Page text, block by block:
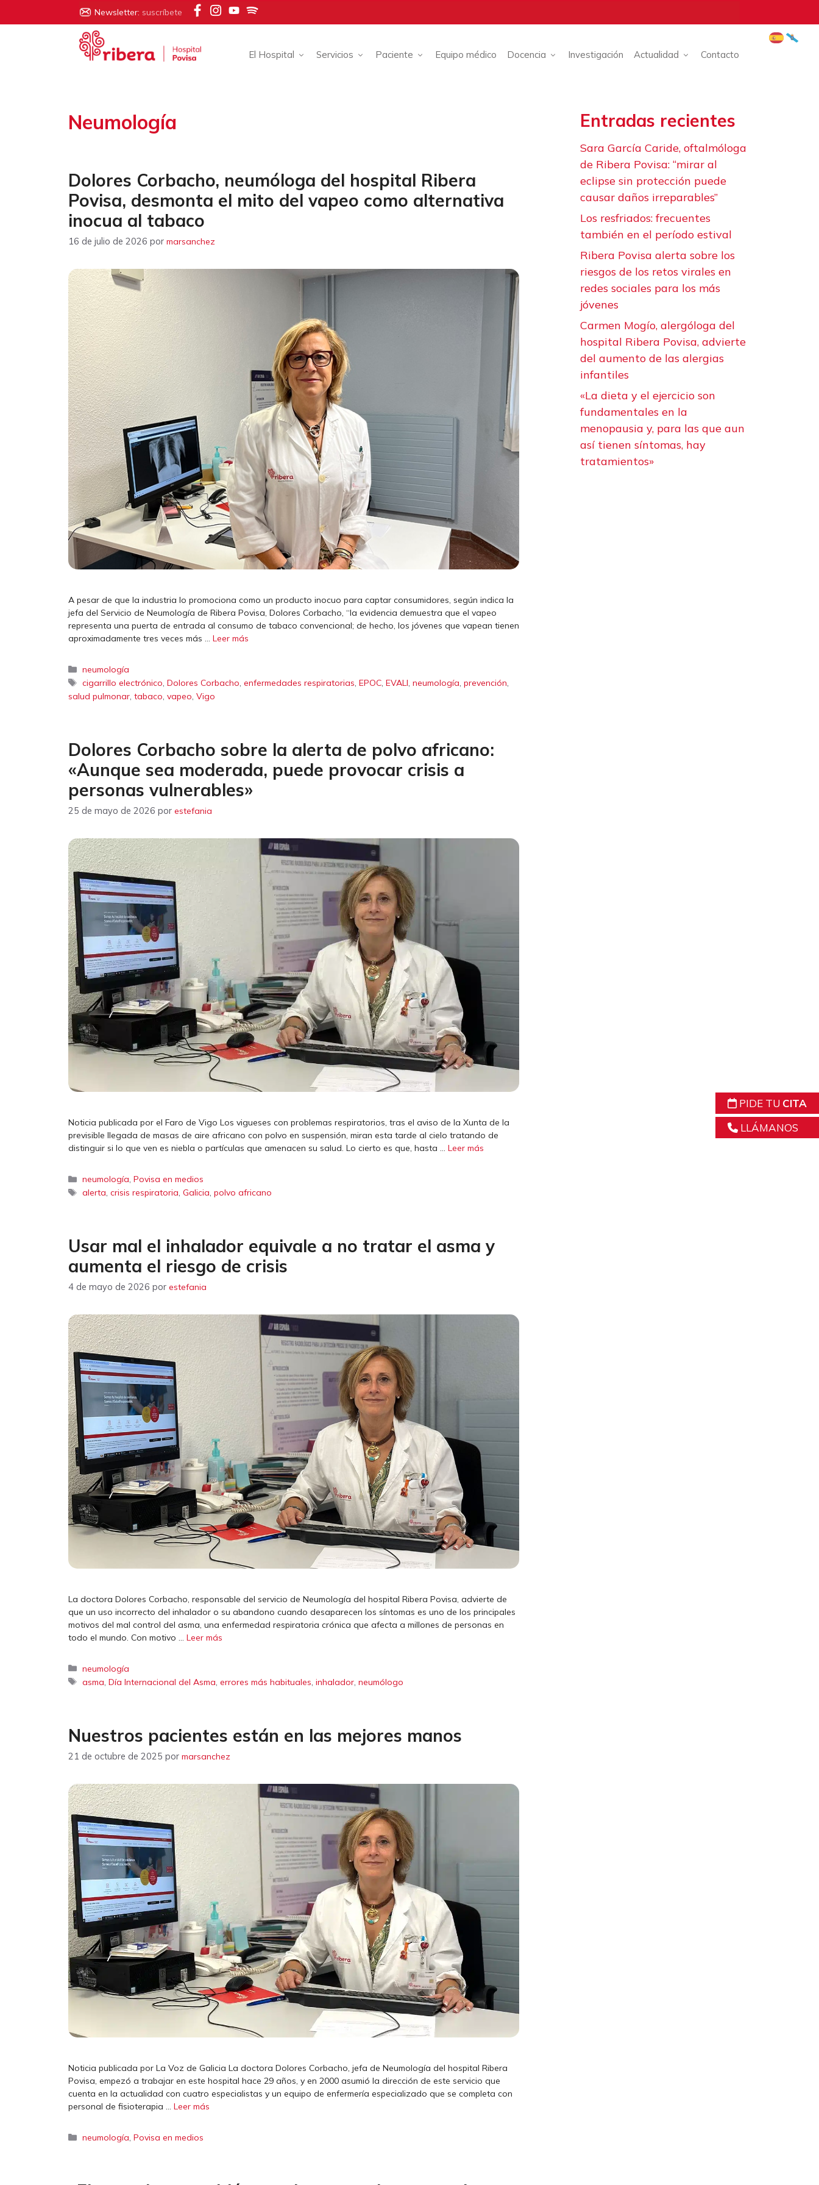
PIDE TU CITA
LLÁMANOS
El Hospital Servicios Paciente Equipo médico Docencia Investigación Actualidad Contacto
Neumología
Dolores Corbacho, neumóloga del hospital Ribera
Povisa, desmonta el mito del vapeo como alternativa
inocua al tabaco
16 de julio de 2026 por marsanchez
A pesar de que la industria lo promociona como un producto inocuo para captar consumidores, según indica la
jefa del Servicio de Neumología de Ribera Povisa, Dolores Corbacho, “la evidencia demuestra que el vapeo
representa una puerta de entrada al consumo de tabaco convencional; de hecho, los jóvenes que vapean tienen
aproximadamente tres veces más … Leer más
Categorías
neumología
Etiquetas
cigarrillo electrónico,Dolores Corbacho,enfermedades respiratorias,EPOC,EVALI,neumología,prevención,
salud pulmonar, tabaco, vapeo, Vigo
Dolores Corbacho sobre la alerta de polvo africano:
«Aunque sea moderada, puede provocar crisis a
personas vulnerables»
25 de mayo de 2026 por estefania
Noticia publicada por el Faro de Vigo Los vigueses con problemas respiratorios, tras el aviso de la Xunta de la
previsible llegada de masas de aire africano con polvo en suspensión, miran esta tarde al cielo tratando de
distinguir si lo que ven es niebla o partículas que amenacen su salud. Lo cierto es que, hasta … Leer más
Categorías
neumología,Povisa en medios
Etiquetas
alerta,crisis respiratoria,Galicia,polvo africano
Usar mal el inhalador equivale a no tratar el asma y
aumenta el riesgo de crisis
4 de mayo de 2026 por estefania
La doctora Dolores Corbacho, responsable del servicio de Neumología del hospital Ribera Povisa, advierte de
que un uso incorrecto del inhalador o su abandono cuando desaparecen los síntomas es uno de los principales
motivos del mal control del asma, una enfermedad respiratoria crónica que afecta a millones de personas en
todo el mundo. Con motivo … Leer más
Categorías
neumología
Etiquetas
asma ,Día Internacional del Asma ,errores más habituales ,inhalador ,neumólogo
Nuestros pacientes están en las mejores manos
21 de octubre de 2025 por marsanchez
Noticia publicada por La Voz de Galicia La doctora Dolores Corbacho, jefa de Neumología del hospital Ribera
Povisa, empezó a trabajar en este hospital hace 29 años, y en 2000 asumió la dirección de este servicio que
cuenta en la actualidad con cuatro especialistas y un equipo de enfermería especializado que se completa con
personal de fisioterapia … Leer más
Categorías
neumología,Povisa en medios
Entradas recientes
Sara García Caride, oftalmóloga
de Ribera Povisa: “mirar al
eclipse sin protección puede
causar daños irreparables”
Los resfriados: frecuentes
también en el período estival
Ribera Povisa alerta sobre los
riesgos de los retos virales en
redes sociales para los más
jóvenes
Carmen Mogío, alergóloga del
hospital Ribera Povisa, advierte
del aumento de las alergias
infantiles
«La dieta y el ejercicio son
fundamentales en la
menopausia y, para las que aun
así tienen síntomas, hay
tratamientos»
Newsletter: suscríbete